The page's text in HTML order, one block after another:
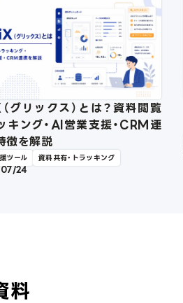
グリックス）とは？資料閲覧
キング・AI営業支援・CRM連
徴を解説
ツール 資料共有・トラッキング
24
料